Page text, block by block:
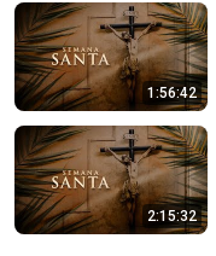
1:56:42
2:15:32